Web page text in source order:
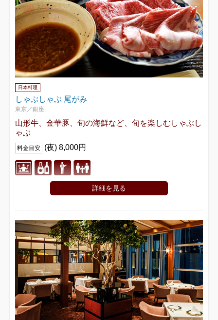
日本料理
しゃぶしゃぶ 尾がみ
東京／銀座
山形牛、金華豚、旬の海鮮など、旬を楽しむしゃぶし
ゃぶ
料金目安 (夜) 8,000円
詳細を見る